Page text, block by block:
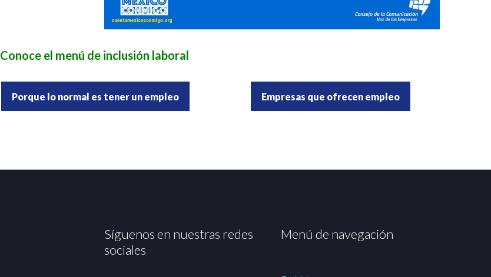
Conoce el menú de inclusión laboral
Porque lo normal es tener un empleo Empresas que ofrecen empleo
Síguenos en nuestras redes
sociales
Menú de navegación